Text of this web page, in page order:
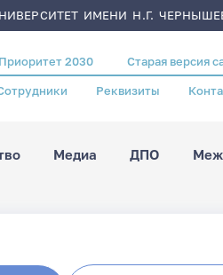
ИМЕНИ Н.Г.
Приоритет 2030 Старая версия
Реквизиты
Медиа ДПО